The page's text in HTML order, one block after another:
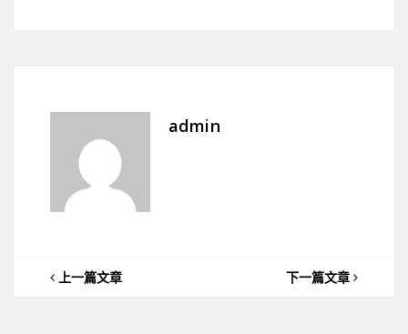
admin
上一篇文章 下一篇文章